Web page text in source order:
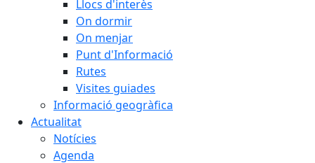
Llocs d'interès
On dormir
On menjar
Punt d'Informació
Rutes
Visites guiades
Informació geogràfica
Actualitat
Notícies
Agenda